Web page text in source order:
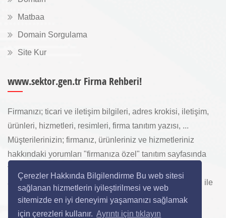
Çerezler Hakkında Bilgilendirme Bu web sitesi
sağlanan hizmetlerin iyileştirilmesi ve web
sitemizde en iyi deneyimi yaşamanızı sağlamak
için çerezleri kullanır. Ayrıntı için tıklayın
Matbaa
Domain Sorgulama
Site Kur
www.sektor.gen.tr Firma Rehberi!
Firmanızı; ticari ve iletişim bilgileri, adres krokisi, iletişim,
ürünleri, hizmetleri, resimleri, firma tanıtım yazısı, ...
Müşterilerinizin; firmanız, ürünleriniz ve hizmetleriniz
hakkındaki yorumları "firmanıza özel" tanıtım sayfasında
toplanarak ürünlerinizi, hizmetlerinizi, internette "sizi
arayan" yeni müşterilerinize www.sektor.gen.tr aracılığı ile
ücretsiz gösterilir.